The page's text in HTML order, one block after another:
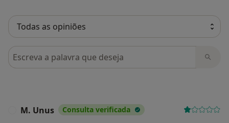
Pesquisar em opiniões
M. Unus Consulta verificada